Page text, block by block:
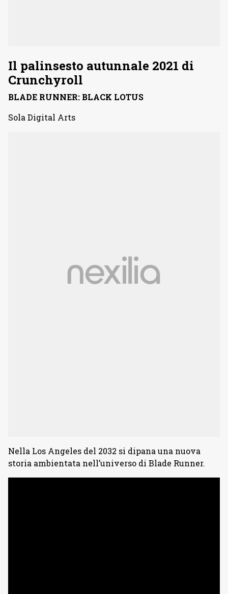
Il palinsesto autunnale 2021 di
Crunchyroll
BLADE RUNNER: BLACK LOTUS
Sola Digital Arts
Nella Los Angeles del 2032 si dipana una nuova
storia ambientata nell’universo di Blade Runner.